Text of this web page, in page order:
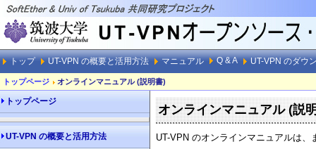
トップ UT-VPN の概要と活用方法 マニュアル Q & A UT-VPN のダウ
トップページ オンラインマニュアル (説明書)
トップページ
UT-VPN の概要と活用方法
オンラインマニュアル (説
UT-VPN のオンラインマニュアルは、